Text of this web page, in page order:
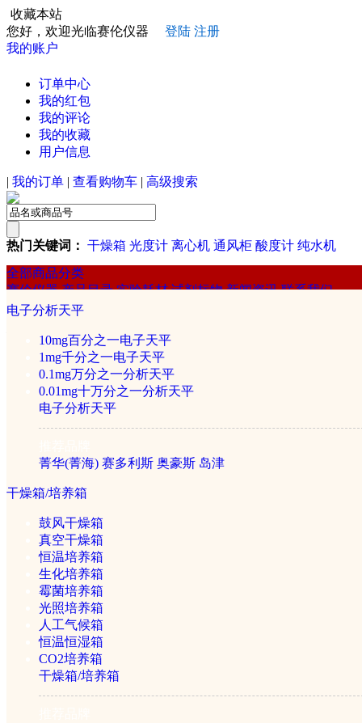
收藏本站
您好，欢迎光临赛伦仪器
登陆 注册
我的账户
订单中心
我的红包
我的评论
我的收藏
用户信息
| 我的订单 | 查看购物车 | 高级搜索
热门关键词： 干燥箱 光度计 离心机 通风柜 酸度计 纯水机
全部商品分类
电子分析天平
10mg百分之一电子天平
1mg千分之一电子天平
0.1mg万分之一分析天平
0.01mg十万分之一分析天平
电子分析天平
菁华(菁海) 赛多利斯 奥豪斯 岛津
干燥箱/培养箱
鼓风干燥箱
真空干燥箱
恒温培养箱
生化培养箱
霉菌培养箱
光照培养箱
人工气候箱
恒温恒湿箱
CO2培养箱
干燥箱/培养箱
赛伦仪器产品目录 实验耗材 试剂标物 新闻资讯 联系我们
生命科学仪器
基因扩增仪(PCR)
细胞破碎仪
紫外分析仪
电泳仪
电泳槽
菌落计数器
酶标仪